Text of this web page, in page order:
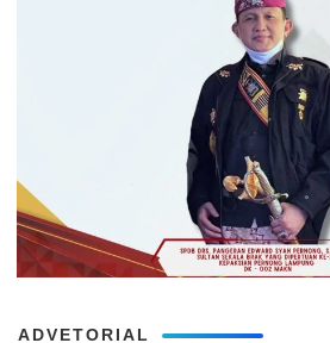
ADVETORIAL